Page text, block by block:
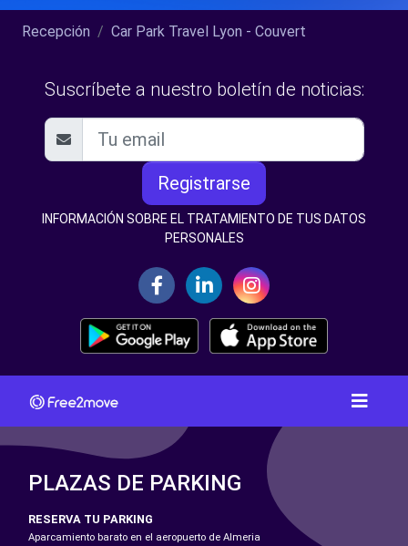
Recepción Car Park Travel Lyon - Couvert
Suscríbete a nuestro boletín de noticias:
Registrarse
INFORMACIÓN SOBRE EL TRATAMIENTO DE TUS DATOS
PERSONALES
PLAZAS DE PARKING
RESERVA TU PARKING
Aparcamiento barato en el aeropuerto de Almeria